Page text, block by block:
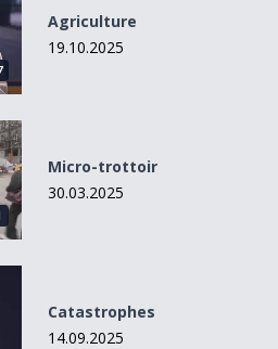
Agriculture
19.10.2025
Micro-trottoir
30.03.2025
Catastrophes
14.09.2025